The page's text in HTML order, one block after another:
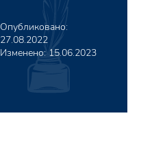
Опубликовано:
27.08.2022
Изменено:15.06.2023